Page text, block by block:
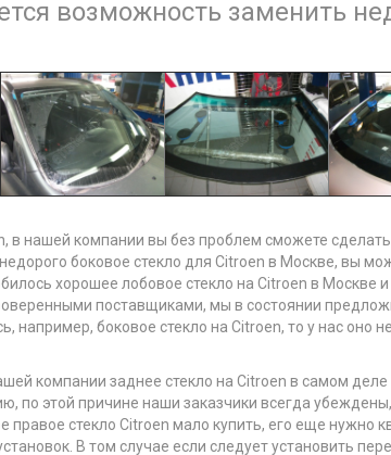
возможность заменить
в нашей компании вы без проблем сможете
боковое стекло для Citroen в Москве, вы
хорошее лобовое стекло на Citroen в Москве
поставщиками, мы в состоянии
например, боковое стекло на Citroen, то у нас оно
компании заднее стекло на Citroen в самом
по этой причине наши заказчики всегда
правое стекло Citroen мало купить, его еще
В том случае если следует установить